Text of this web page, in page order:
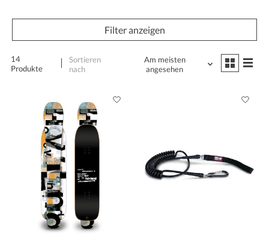
Filter anzeigen
14
Produkte
Sortieren
nach
Am meisten
angesehen